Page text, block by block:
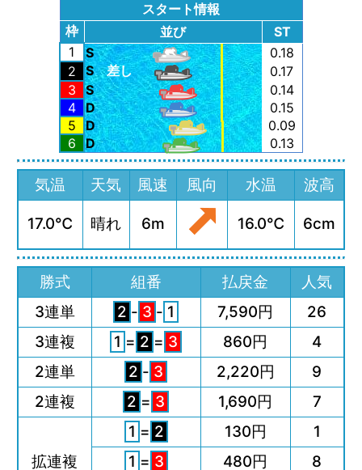
スタート情報
枠
並び
ST
1
S
0.18
2
S 差し
0.17
3
S
0.14
4 D
0.15
5
D
0.09
6
D 0.13
気温 天気 風速 風向 水温 波高
17.0℃ 晴れ 6m 16.0℃ 6cm
勝式 組番 払戻金
人気
3連単
2 - 3 - 1 7,590円
26
3連複
1 = 2 = 3 860円
4
2連単
2 - 3 2,220円
9
2連複
2 = 3 1,690円 7
拡連複
1 = 2 130円
1
1 = 3 480円 8